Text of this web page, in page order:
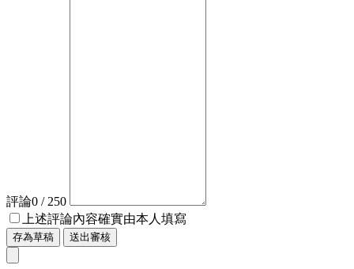
評論0 / 250
上述評論內容確實由本人填寫
存為草稿 送出審核